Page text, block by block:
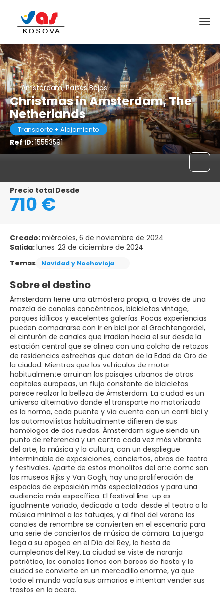
Amsterdam, Países Bajos
Christmas in Amsterdam, The
Netherlands
Transporte + Alojamiento
Ref ID:15553591
Precio total Desde
710 €
Creado:miércoles, 6 de noviembre de 2024
Salida:lunes, 23 de diciembre de 2024
Temas
Navidad y Nochevieja
Sobre el destino
Ámsterdam tiene una atmósfera propia, a través de una
mezcla de canales concéntricos, bicicletas vintage,
parques idílicos y excelentes galerías. Pocas experiencias
pueden compararse con ir en bici por el Grachtengordel,
el cinturón de canales que irradian hacia el sur desde la
estación central que se alinea con una colcha de retazos
de residencias estrechas que datan de la Edad de Oro de
la ciudad. Mientras que los vehículos de motor
habitualmente arruinan los paisajes urbanos de otras
capitales europeas, un flujo constante de bicicletas
parece realzar la belleza de Ámsterdam. La ciudad es un
universo alternativo donde el transporte no motorizado
es la norma, cada puente y vía cuenta con un carril bici y
los automovilistas habitualmente difieren de sus
homólogos de dos ruedas. Ámsterdam sigue siendo un
punto de referencia y un centro cada vez más vibrante
del arte, la música y la cultura, con un despliegue
interminable de exposiciones, conciertos, obras de teatro
y festivales. Aparte de estos monolitos del arte como son
los museos Rijks y Van Gogh, hay una proliferación de
espacios de exposición más especializados y para una
audiencia más específica. El festival line-up es
igualmente variado, dedicado a todo, desde el teatro a la
música minimal a los tatuajes, y al final del verano los
canales de renombre se convierten en el escenario para
una serie de conciertos de música de cámara. La juerga
llega a su apogeo en el Día del Rey, la fiesta de
cumpleaños del Rey. La ciudad se viste de naranja
patriótico, los canales llenos con barcos de fiesta y la
ciudad se convierte en un mercadillo enorme, ya que
todo el mundo vacía sus armarios e intentan vender sus
trastos en la acera.